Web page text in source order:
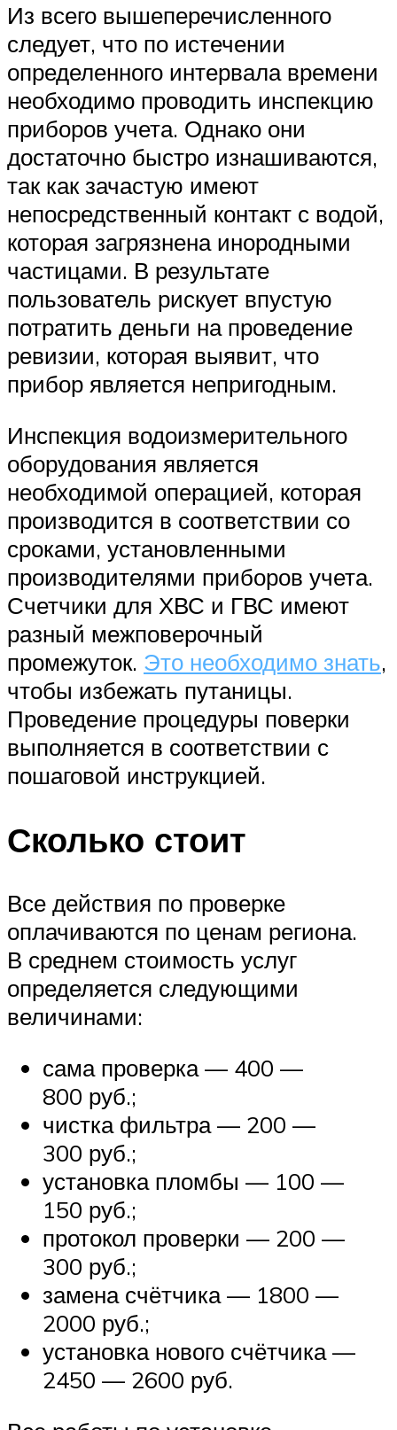
Из всего вышеперечисленного
следует, что по истечении
определенного интервала времени
необходимо проводить инспекцию
приборов учета. Однако они
достаточно быстро изнашиваются,
так как зачастую имеют
непосредственный контакт с водой,
которая загрязнена инородными
частицами. В результате
пользователь рискует впустую
потратить деньги на проведение
ревизии, которая выявит, что
прибор является непригодным.
Инспекция водоизмерительного
оборудования является
необходимой операцией, которая
производится в соответствии со
сроками, установленными
производителями приборов учета.
Счетчики для ХВС и ГВС имеют
разный межповерочный
промежуток. Это необходимо знать,
чтобы избежать путаницы.
Проведение процедуры поверки
выполняется в соответствии с
пошаговой инструкцией.
Сколько стоит
Все действия по проверке
оплачиваются по ценам региона.
В среднем стоимость услуг
определяется следующими
величинами:
сама проверка — 400 —
800 руб.;
чистка фильтра — 200 —
300 руб.;
установка пломбы — 100 —
150 руб.;
протокол проверки — 200 —
300 руб.;
замена счётчика — 1800 —
2000 руб.;
установка нового счётчика —
2450 — 2600 руб.